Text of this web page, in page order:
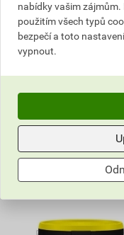
Omítka akrylátová
weberpas akrylát
2 mm BI00 - bílá - bílá
nabídky vašim zájmům.
použitím všech typů
bezpečí a toto
vypnout.